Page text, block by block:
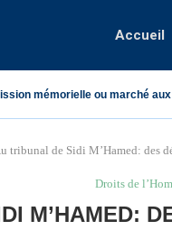
Accueil
mémorielle ou marché
tribunal de Sidi M’Hamed: des
Droits de
M’HAMED: